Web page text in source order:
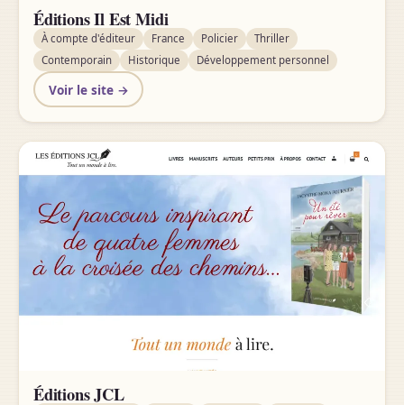
Éditions Il Est Midi
À compte d'éditeur France Policier
Thriller
Contemporain
Historique Développement personnel
Voir le site →
Éditions JCL